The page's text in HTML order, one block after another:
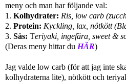
meny och man har följande val:
1. Kolhydrater: Ris, low carb
2. Protein: Kyckling, lax, nötkött
3. Sås: Teriyaki, ingefära, sweet &
(Deras meny hittar du HÄR)
Jag valde low carb (för att jag inte
kolhydraterna lite), nötkött och